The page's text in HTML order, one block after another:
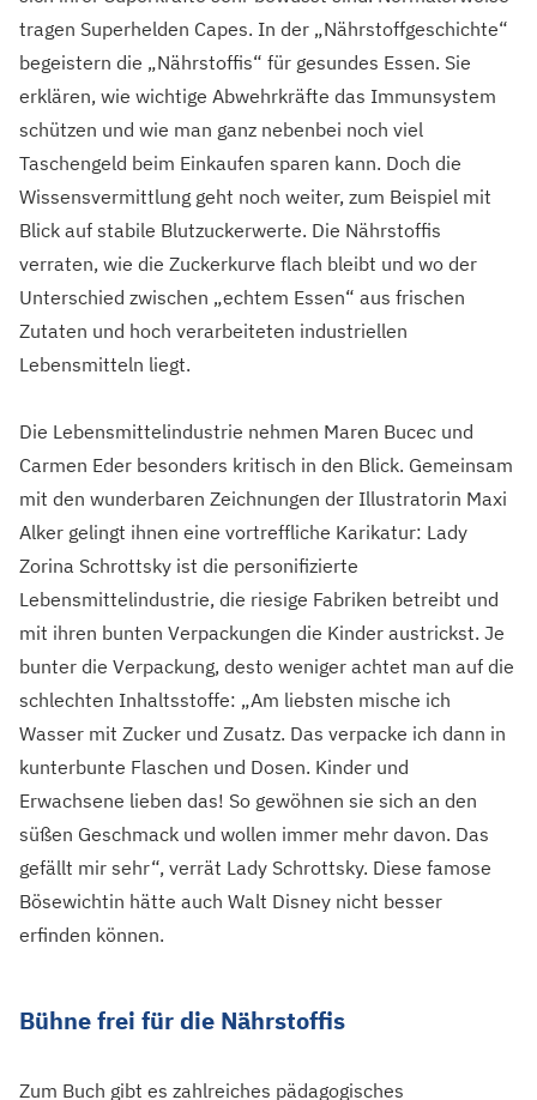
tragen Superhelden Capes. In der „Nährstoffgeschichte“
begeistern die „Nährstoffis“ für gesundes Essen. Sie
erklären, wie wichtige Abwehrkräfte das Immunsystem
schützen und wie man ganz nebenbei noch viel
Taschengeld beim Einkaufen sparen kann. Doch die
Wissensvermittlung geht noch weiter, zum Beispiel mit
Blick auf stabile Blutzuckerwerte. Die Nährstoffis
verraten, wie die Zuckerkurve flach bleibt und wo der
Unterschied zwischen „echtem Essen“ aus frischen
Zutaten und hoch verarbeiteten industriellen
Lebensmitteln liegt.
Die Lebensmittelindustrie nehmen Maren Bucec und
Carmen Eder besonders kritisch in den Blick. Gemeinsam
mit den wunderbaren Zeichnungen der Illustratorin Maxi
Alker gelingt ihnen eine vortreffliche Karikatur: Lady
Zorina Schrottsky ist die personifizierte
Lebensmittelindustrie, die riesige Fabriken betreibt und
mit ihren bunten Verpackungen die Kinder austrickst. Je
bunter die Verpackung, desto weniger achtet man auf die
schlechten Inhaltsstoffe: „Am liebsten mische ich
Wasser mit Zucker und Zusatz. Das verpacke ich dann in
kunterbunte Flaschen und Dosen. Kinder und
Erwachsene lieben das! So gewöhnen sie sich an den
süßen Geschmack und wollen immer mehr davon. Das
gefällt mir sehr“, verrät Lady Schrottsky. Diese famose
Bösewichtin hätte auch Walt Disney nicht besser
erfinden können.
Bühne frei für die Nährstoffis
Zum Buch gibt es zahlreiches pädagogisches